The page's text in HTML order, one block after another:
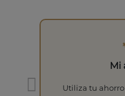
Mi
Utiliza tu